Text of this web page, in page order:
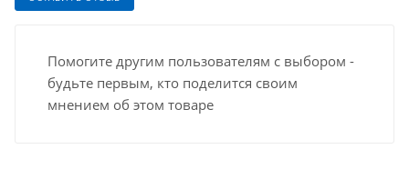
Помогите другим пользователям с выбором -
будьте первым, кто поделится своим
мнением об этом товаре